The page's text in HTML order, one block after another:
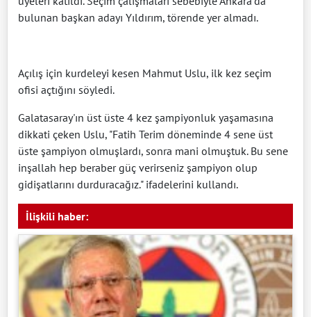
bulunan başkan adayı Yıldırım, törende yer almadı.
Açılış için kurdeleyi kesen Mahmut Uslu, ilk kez seçim
ofisi açtığını söyledi.
Galatasaray'ın üst üste 4 kez şampiyonluk yaşamasına
dikkati çeken Uslu, "Fatih Terim döneminde 4 sene üst
üste şampiyon olmuşlardı, sonra mani olmuştuk. Bu sene
inşallah hep beraber güç verirseniz şampiyon olup
gidişatlarını durduracağız." ifadelerini kullandı.
İlişkili haber: